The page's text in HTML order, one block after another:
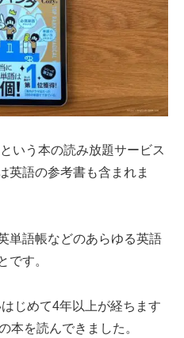
という本の読み放題サービス
英語の参考書も含まれま
単語帳などのあらゆる英語
です。
じめて4年以上が経ちます
本を読んできました。